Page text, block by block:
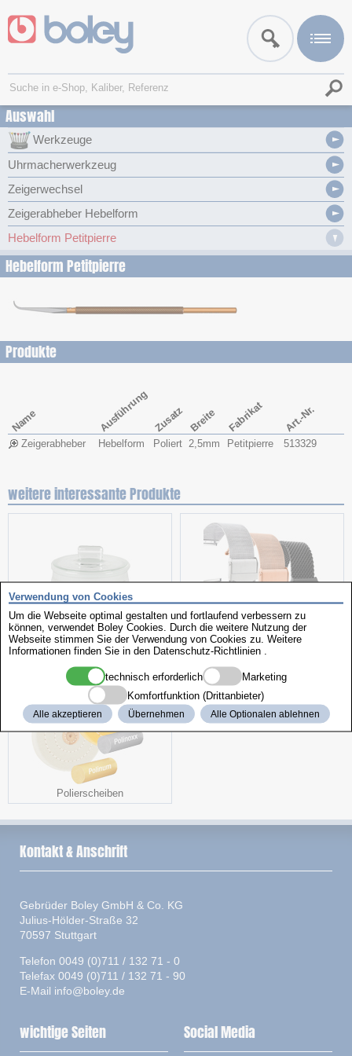
Auswahl
Werkzeuge
Uhrmacherwerkzeug
Zeigerwechsel
Zeigerabheber Hebelform
Hebelform Petitpierre
Hebelform Petitpierre
Produkte
Name Ausführung Zusatz Breite Fabrikat Art.-Nr.
Zeigerabheber Hebelform Poliert 2,5mm Petitpierre 513329
weitere interessante Produkte
Benzindosen Milanaise
Polierscheiben
Verwendung von Cookies
Um die Webseite optimal gestalten und fortlaufend verbessern zu
können, verwendet Boley Cookies. Durch die weitere Nutzung der
Webseite stimmen Sie der Verwendung von Cookies zu. Weitere
Informationen finden Sie in den Datenschutz-Richtlinien
technisch erforderlich
Marketing
Komfortfunktion (Drittanbieter)
Alle akzeptieren Übernehmen Alle Optionalen ablehnen
Kontakt & Anschrift
Gebrüder Boley GmbH & Co. KG
Julius-Hölder-Straße 32
70597 Stuttgart
Telefon 0049 (0)711 / 132 71 - 0
Telefax 0049 (0)711 / 132 71 - 90
E-Mail info@boley.de
wichtige Seiten Social Media